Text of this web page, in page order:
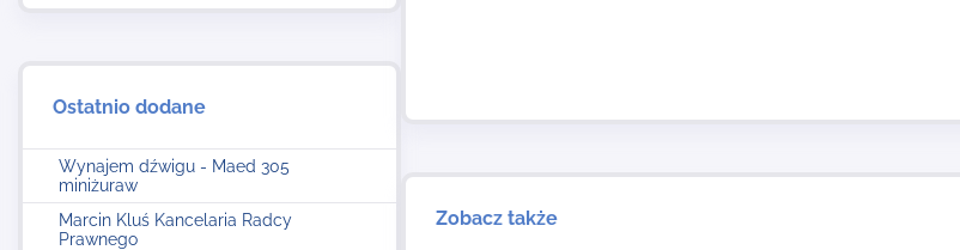
Ostatnio dodane
Wynajem dźwigu - Maed 305
miniżuraw
Marcin Kluś Kancelaria Radcy
Prawnego
Zobacz także